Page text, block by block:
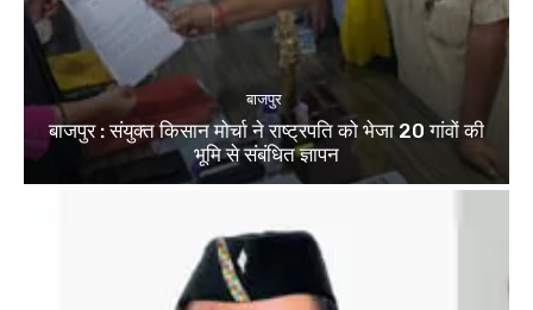
बाजपुर
बाजपुर : संयुक्त किसान मोर्चा ने राष्ट्रपति को भेजा 20 गांवों की
भूमि से संबंधित ज्ञापन